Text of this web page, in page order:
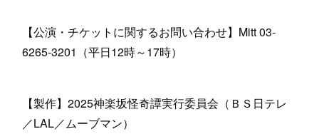
【公演・チケットに関するお問い合わせ】Mitt 03-
6265-3201（平日12時～17時）
【製作】2025神楽坂怪奇譚実行委員会（ＢＳ日テレ
／LAL／ムーブマン）